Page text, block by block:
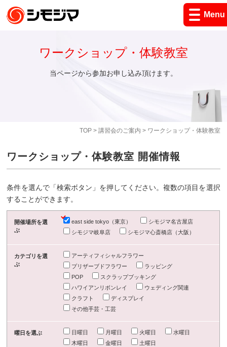
Menu
TOP> 講習会のご案内 > ワークショップ・体験教室
ワークショップ・体験教室
当ページから参加お申し込み頂けます。
ワークショップ・体験教室 開催情報
条件を選んで「検索ボタン」を押してください。複数の項目を選択
することができます。
開催場所を選
ぶ
east side tokyo（東京）
シモジマ名古屋店
シモジマ岐阜店
シモジマ心斎橋店（大阪）
カテゴリを選
ぶ
アーティフィシャルフラワー
プリザーブドフラワー
ラッピング
POP
スクラップブッキング
ハワイアンリボンレイ
ウェディング関連
クラフト
ディスプレイ
その他手芸・工芸
曜日を選ぶ 日曜日 月曜日 火曜日
水曜日
木曜日
金曜日 土曜日